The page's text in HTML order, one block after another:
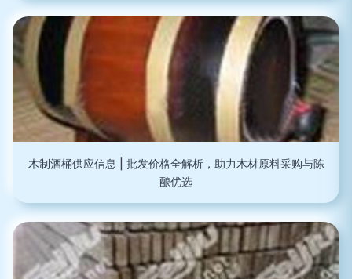
木制酒桶供应信息 | 批发价格全解析，助力木材原料采购与陈
酿优选